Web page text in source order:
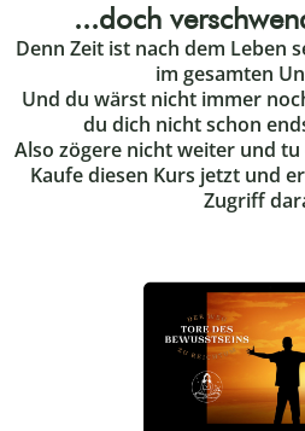
...doch
Denn Zeit ist nach dem Leben
im gesamten
Und du wärst nicht immer
du dich nicht schon
Also zögere nicht weiter und
Kaufe diesen Kurs jetzt und
Zugriff